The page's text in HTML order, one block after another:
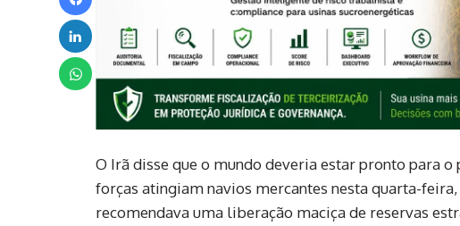
O Irã disse que o mundo deveria estar pronto para
forças atingiam navios mercantes nesta quarta-feira,
recomendava uma liberação maciça de reservas